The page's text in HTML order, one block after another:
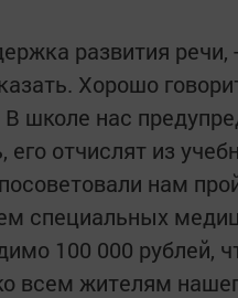
развития
Хорошо
школе нас
его отчислят из
нам
специальных
100 000 рублей,
всем жителям